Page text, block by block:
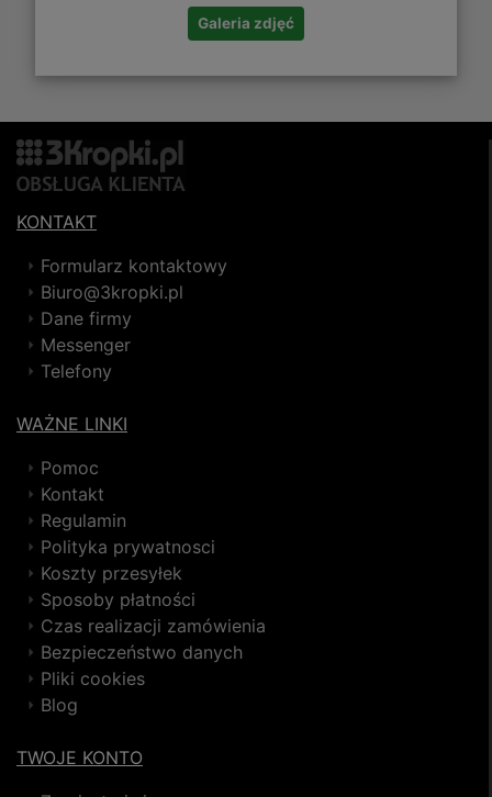
Galeria zdjęć
KONTAKT
Formularz kontaktowy
Biuro@3kropki.pl
Dane firmy
Messenger
Telefony
WAŻNE LINKI
Pomoc
Kontakt
Regulamin
Polityka prywatnosci
Koszty przesyłek
Sposoby płatności
Czas realizacji zamówienia
Bezpieczeństwo danych
Pliki cookies
Blog
TWOJE KONTO